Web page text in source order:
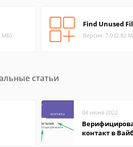
МБ)
Find Unused
Версия: 7.0 (2.82
статьи
04 июня 2022
контакт в